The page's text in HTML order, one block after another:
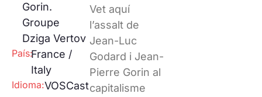
Gorin.
Groupe
Dziga Vertov
País:France /
Italy
Idioma:VOSCast
Vet aquí
l’assalt de
Jean-Luc
Godard i Jean-
Pierre Gorin al
capitalisme